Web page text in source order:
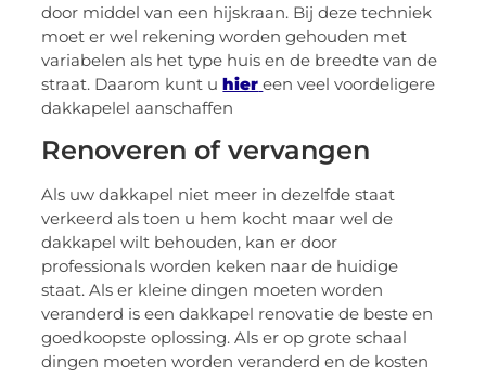
door middel van een hijskraan. Bij deze techniek
moet er wel rekening worden gehouden met
variabelen als het type huis en de breedte van de
straat. Daarom kunt uhier een veel voordeligere
dakkapelel aanschaffen
Renoveren of vervangen
Als uw dakkapel niet meer in dezelfde staat
verkeerd als toen u hem kocht maar wel de
dakkapel wilt behouden, kan er door
professionals worden keken naar de huidige
staat. Als er kleine dingen moeten worden
veranderd is een dakkapel renovatie de beste en
goedkoopste oplossing. Als er op grote schaal
dingen moeten worden veranderd en de kosten